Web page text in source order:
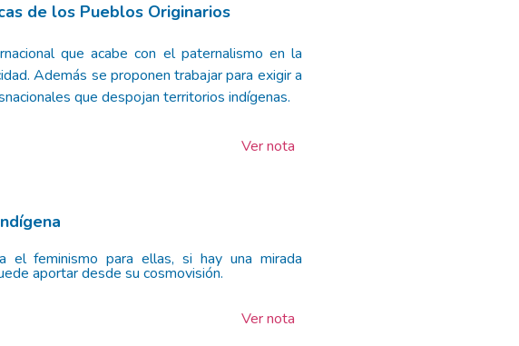
de los Pueblos Originarios
que acabe con el paternalismo en la
Además se proponen trabajar para exigir a
que despojan territorios indígenas.
Ver nota
el feminismo para ellas, si hay una mirada
aportar desde su cosmovisión.
Ver nota